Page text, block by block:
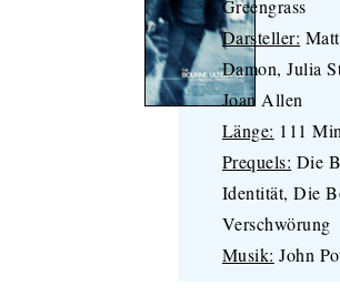
Greengrass
Darsteller: Matt
Damon, Julia
Joan Allen
Länge: 111
Prequels: Die
Identität, Die
Verschwörung
Musik: John